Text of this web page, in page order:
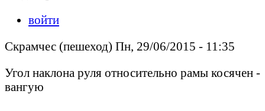
войти
Скрамчес (пешеход) Пн, 29/06/2015 - 11:35
Угол наклона руля относительно рамы косячен -
вангую